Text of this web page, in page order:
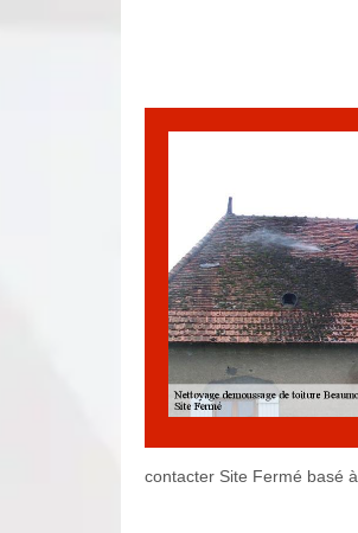
contacter Site Fermé basé